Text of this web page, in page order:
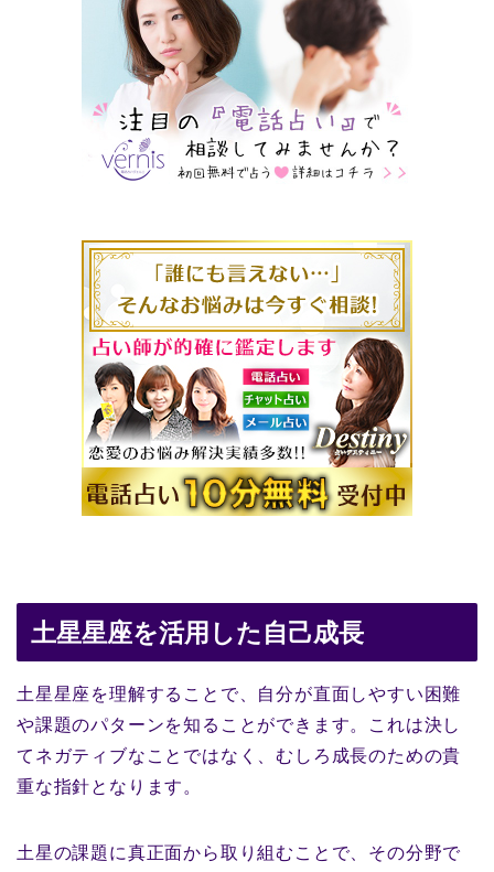
土星星座を活用した自己成長
土星星座を理解することで、自分が直面しやすい困難
や課題のパターンを知ることができます。これは決し
てネガティブなことではなく、むしろ成長のための貴
重な指針となります。
土星の課題に真正面から取り組むことで、その分野で